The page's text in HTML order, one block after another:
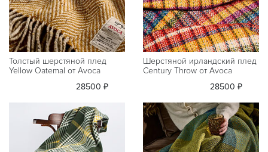
Толстый шерстяной плед
Yellow Oatemal от Avoca
28500 ₽
Шерстяной ирландский плед
Century Throw от Avoca
28500 ₽